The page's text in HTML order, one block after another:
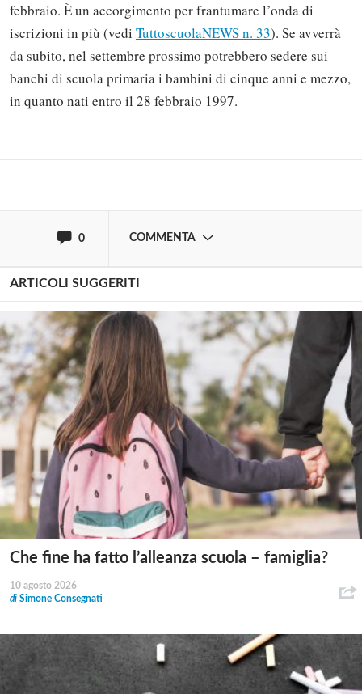
febbraio. È un accorgimento per frantumare l’onda di
iscrizioni in più (vedi TuttoscuolaNEWS n. 33). Se avverrà
da subito, nel settembre prossimo potrebbero sedere sui
banchi di scuola primaria i bambini di cinque anni e mezzo,
in quanto nati entro il 28 febbraio 1997.
0 COMMENTA
Solo gli utenti registrati possono
commentare!
ARTICOLI SUGGERITI
Che fine ha fatto l’alleanza scuola – famiglia?
10 agosto 2026
di Simone Consegnati